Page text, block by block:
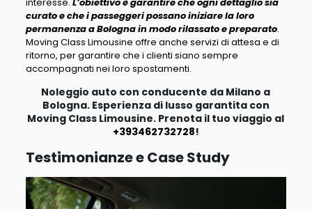
curato e che i passeggeri possano iniziare la loro
permanenza a Bologna in modo rilassato e preparato.
Moving Class Limousine offre anche servizi di attesa e di
ritorno, per garantire che i clienti siano sempre
accompagnati nei loro spostamenti.
Noleggio auto con conducente da Milano a
Bologna. Esperienza di lusso garantita con
Moving Class Limousine. Prenota il tuo viaggio al
+393462732728!
Testimonianze e Case Study